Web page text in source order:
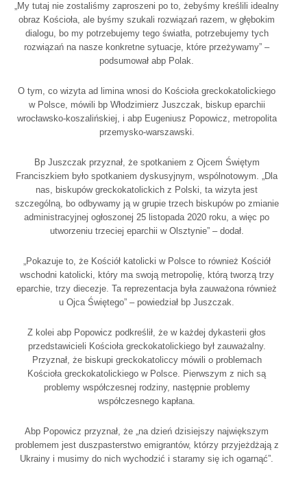
„My tutaj nie zostaliśmy zaproszeni po to, żebyśmy kreślili idealny
obraz Kościoła, ale byśmy szukali rozwiązań razem, w głębokim
dialogu, bo my potrzebujemy tego światła, potrzebujemy tych
rozwiązań na nasze konkretne sytuacje, które przeżywamy” –
podsumował abp Polak.
O tym, co wizyta ad limina wnosi do Kościoła greckokatolickiego
w Polsce, mówili bp Włodzimierz Juszczak, biskup eparchii
wrocławsko-koszalińskiej, i abp Eugeniusz Popowicz, metropolita
przemysko-warszawski.
Bp Juszczak przyznał, że spotkaniem z Ojcem Świętym
Franciszkiem było spotkaniem dyskusyjnym, wspólnotowym. „Dla
nas, biskupów greckokatolickich z Polski, ta wizyta jest
szczególną, bo odbywamy ją w grupie trzech biskupów po zmianie
administracyjnej ogłoszonej 25 listopada 2020 roku, a więc po
utworzeniu trzeciej eparchii w Olsztynie” – dodał.
„Pokazuje to, że Kościół katolicki w Polsce to również Kościół
wschodni katolicki, który ma swoją metropolię, którą tworzą trzy
eparchie, trzy diecezje. Ta reprezentacja była zauważona również
u Ojca Świętego” – powiedział bp Juszczak.
Z kolei abp Popowicz podkreślił, że w każdej dykasterii głos
przedstawicieli Kościoła greckokatolickiego był zauważalny.
Przyznał, że biskupi greckokatoliccy mówili o problemach
Kościoła greckokatolickiego w Polsce. Pierwszym z nich są
problemy współczesnej rodziny, następnie problemy
współczesnego kapłana.
Abp Popowicz przyznał, że „na dzień dzisiejszy największym
problemem jest duszpasterstwo emigrantów, którzy przyjeżdżają z
Ukrainy i musimy do nich wychodzić i staramy się ich ogarnąć”.